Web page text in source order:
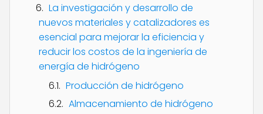
La investigación y desarrollo de
nuevos materiales y catalizadores es
esencial para mejorar la eficiencia y
reducir los costos de la ingeniería de
energía de hidrógeno
Producción de hidrógeno
Almacenamiento de hidrógeno